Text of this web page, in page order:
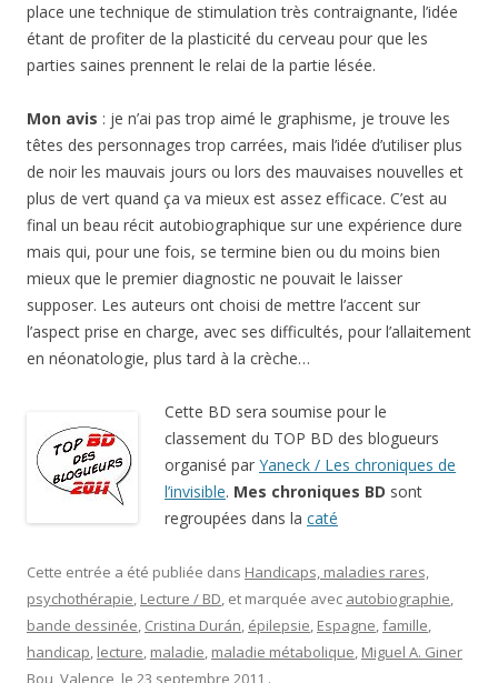
place une technique de stimulation très contraignante, l’idée
étant de profiter de la plasticité du cerveau pour que les
parties saines prennent le relai de la partie lésée.
Mon avis : je n’ai pas trop aimé le graphisme, je trouve les
têtes des personnages trop carrées, mais l’idée d’utiliser plus
de noir les mauvais jours ou lors des mauvaises nouvelles et
plus de vert quand ça va mieux est assez efficace. C’est au
final un beau récit autobiographique sur une expérience dure
mais qui, pour une fois, se termine bien ou du moins bien
mieux que le premier diagnostic ne pouvait le laisser
supposer. Les auteurs ont choisi de mettre l’accent sur
l’aspect prise en charge, avec ses difficultés, pour l’allaitement
en néonatologie, plus tard à la crèche…
Cette BD sera soumise pour le
classement du TOP BD des blogueurs
organisé par Yaneck / Les chroniques de
l’invisible. Mes chroniques BD sont
regroupées dans la caté
Cette entrée a été publiée dans Handicaps, maladies rares,
psychothérapie, Lecture / BD, et marquée avec autobiographie,
bande dessinée, Cristina Durán, épilepsie, Espagne,famille,
handicap, lecture, maladie, maladie métabolique, Miguel A. Giner
Bou Valence , le 23 septembre 2011 .